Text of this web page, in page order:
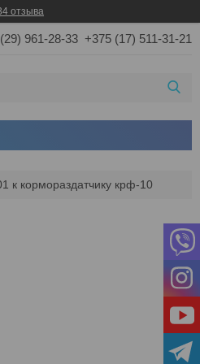
отзыва
961-28-33 +375 (17) 511-31-21
к кормораздатчику крф-10